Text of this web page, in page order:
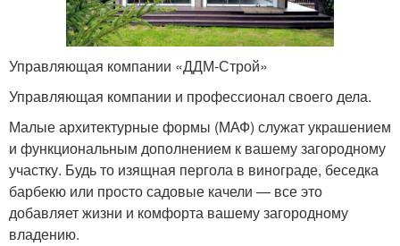
Управляющая компании «ДДМ-Строй»
Управляющая компании и профессионал своего дела.
Малые архитектурные формы (МАФ) служат украшением
и функциональным дополнением к вашему загородному
участку. Будь то изящная пергола в винограде, беседка
барбекю или просто садовые качели — все это
добавляет жизни и комфорта вашему загородному
владению.